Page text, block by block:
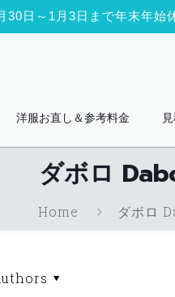
30日～1月3日まで年末年始
洋服お直し＆参考料金
ダボロ
Home ダボロ